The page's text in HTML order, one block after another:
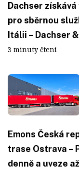
Dachser
pro sběrnou
Itálii – Dachser
3 minuty čtení
Emons Česká
trase Ostrava –
denně a uveze